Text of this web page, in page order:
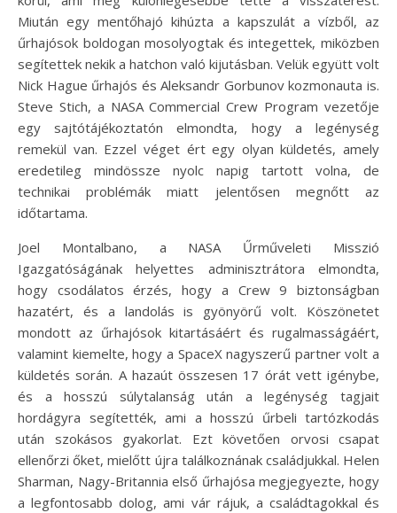
Miután egy mentőhajó kihúzta a kapszulát a vízből, az
űrhajósok boldogan mosolyogtak és integettek, miközben
segítettek nekik a hatchon való kijutásban. Velük együtt volt
Nick Hague űrhajós és Aleksandr Gorbunov kozmonauta is.
Steve Stich, a NASA Commercial Crew Program vezetője
egy sajtótájékoztatón elmondta, hogy a legénység
remekül van. Ezzel véget ért egy olyan küldetés, amely
eredetileg mindössze nyolc napig tartott volna, de
technikai problémák miatt jelentősen megnőtt az
időtartama.
Joel Montalbano, a NASA Űrműveleti Misszió
Igazgatóságának helyettes adminisztrátora elmondta,
hogy csodálatos érzés, hogy a Crew 9 biztonságban
hazatért, és a landolás is gyönyörű volt. Köszönetet
mondott az űrhajósok kitartásáért és rugalmasságáért,
valamint kiemelte, hogy a SpaceX nagyszerű partner volt a
küldetés során. A hazaút összesen 17 órát vett igénybe,
és a hosszú súlytalanság után a legénység tagjait
hordágyra segítették, ami a hosszú űrbeli tartózkodás
után szokásos gyakorlat. Ezt követően orvosi csapat
ellenőrzi őket, mielőtt újra találkoznának családjukkal. Helen
Sharman, Nagy-Britannia első űrhajósa megjegyezte, hogy
a legfontosabb dolog, ami vár rájuk, a családtagokkal és